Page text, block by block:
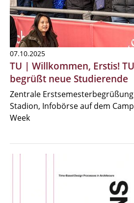
07.10.2025
TU | Willkommen, Erstis!
begrüßt neue Studierende
Zentrale
Stadion, Infobörse auf dem
Week